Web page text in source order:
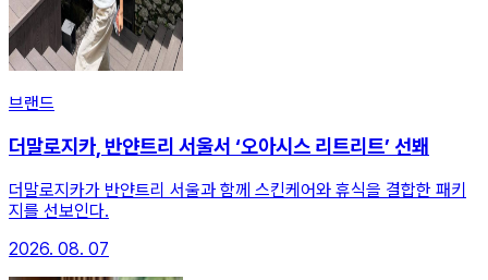
브랜드
더말로지카, 반얀트리 서울서 ‘오아시스 리트리트’ 선봬
더말로지카가 반얀트리 서울과 함께 스킨케어와 휴식을 결합한 패키
지를 선보인다.
2026. 08. 07